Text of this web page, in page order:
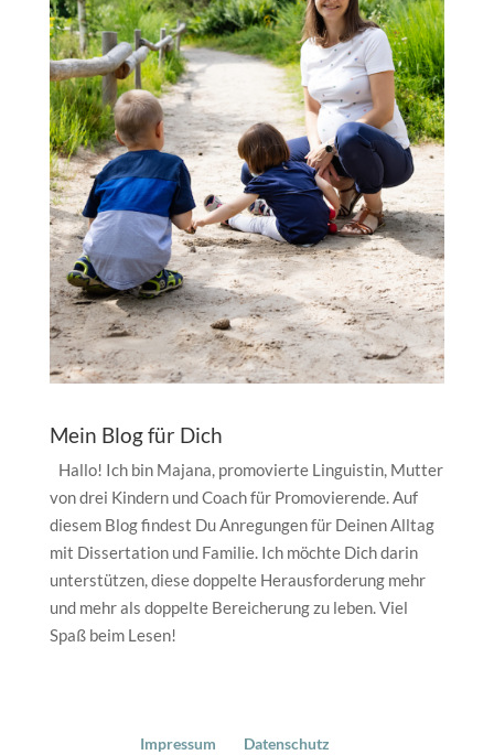
Mein Blog für Dich
Hallo! Ich bin Majana, promovierte Linguistin, Mutter
von drei Kindern und Coach für Promovierende. Auf
diesem Blog findest Du Anregungen für Deinen Alltag
mit Dissertation und Familie. Ich möchte Dich darin
unterstützen, diese doppelte Herausforderung mehr
und mehr als doppelte Bereicherung zu leben. Viel
Spaß beim Lesen!
Impressum Datenschutz